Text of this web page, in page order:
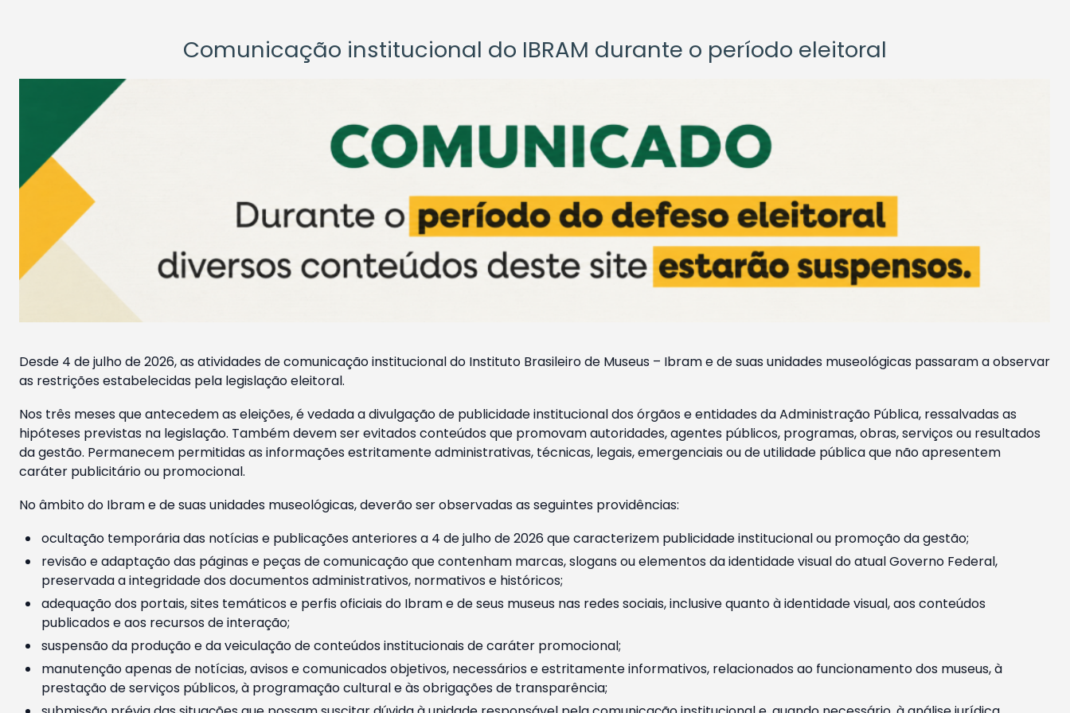
Comunicação institucional do IBRAM durante o período eleitoral
Desde 4 de julho de 2026, as atividades de comunicação institucional do Instituto Brasileiro de Museus – Ibram e de suas unidades museológicas passaram a observar
as restrições estabelecidas pela legislação eleitoral.
Nos três meses que antecedem as eleições, é vedada a divulgação de publicidade institucional dos órgãos e entidades da Administração Pública, ressalvadas as
hipóteses previstas na legislação. Também devem ser evitados conteúdos que promovam autoridades, agentes públicos, programas, obras, serviços ou resultados
da gestão. Permanecem permitidas as informações estritamente administrativas, técnicas, legais, emergenciais ou de utilidade pública que não apresentem
caráter publicitário ou promocional.
No âmbito do Ibram e de suas unidades museológicas, deverão ser observadas as seguintes providências:
ocultação temporária das notícias e publicações anteriores a 4 de julho de 2026 que caracterizem publicidade institucional ou promoção da gestão;
revisão e adaptação das páginas e peças de comunicação que contenham marcas, slogans ou elementos da identidade visual do atual Governo Federal,
preservada a integridade dos documentos administrativos, normativos e históricos;
adequação dos portais, sites temáticos e perfis oficiais do Ibram e de seus museus nas redes sociais, inclusive quanto à identidade visual, aos conteúdos
publicados e aos recursos de interação;
suspensão da produção e da veiculação de conteúdos institucionais de caráter promocional;
manutenção apenas de notícias, avisos e comunicados objetivos, necessários e estritamente informativos, relacionados ao funcionamento dos museus, à
prestação de serviços públicos, à programação cultural e às obrigações de transparência;